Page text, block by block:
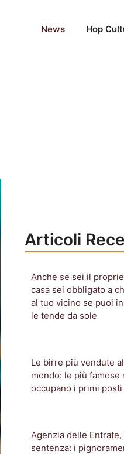
News Hop
Articoli
Anche se sei il
casa sei obbligato a
al tuo vicino se puoi
le tende da sole
Le birre più vendute al
mondo: le più famose
occupano i primi posti
Agenzia delle Entrate,
sentenza: i